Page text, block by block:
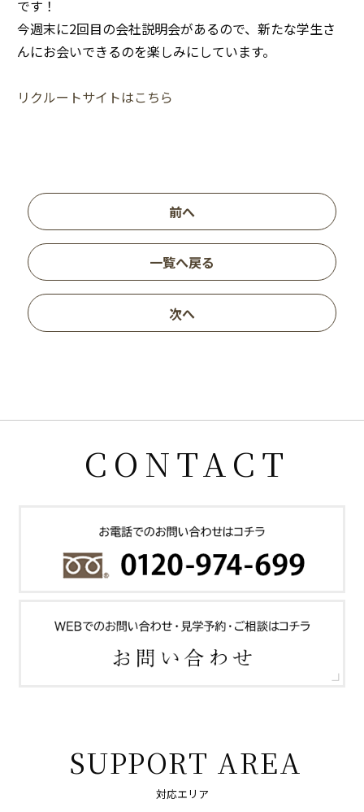
です！
今週末に2回目の会社説明会があるので、新たな学生さ
んにお会いできるのを楽しみにしています。
リクルートサイトはこちら
前へ
一覧へ戻る
次へ
CONTACT
SUPPORT AREA
対応エリア